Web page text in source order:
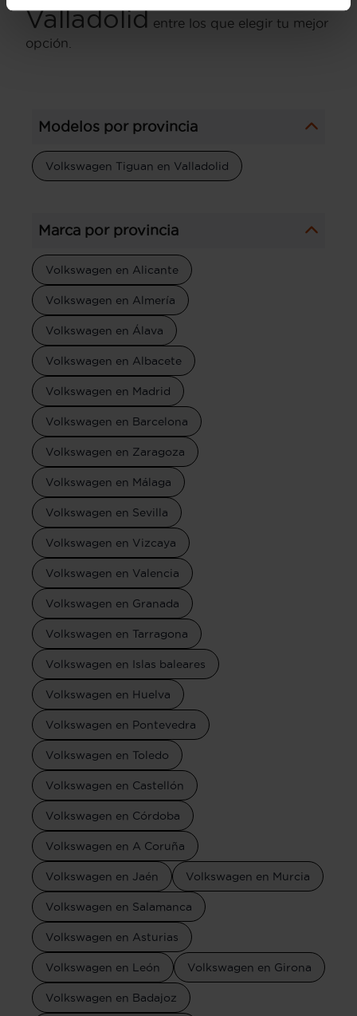
Valladolid entre los que elegir tu mejor
opción.
Modelos por provincia
Volkswagen Tiguan en Valladolid
Marca por provincia
Volkswagen en Alicante
Volkswagen en Almería
Volkswagen en Álava
Volkswagen en Albacete
Volkswagen en Madrid
Volkswagen en Barcelona
Volkswagen en Zaragoza
Volkswagen en Málaga
Volkswagen en Sevilla
Volkswagen en Vizcaya
Volkswagen en Valencia
Volkswagen en Granada
Volkswagen en Tarragona
Volkswagen en Islas baleares
Volkswagen en Huelva
Volkswagen en Pontevedra
Volkswagen en Toledo
Volkswagen en Castellón
Volkswagen en Córdoba
Volkswagen en A Coruña
Volkswagen en Jaén Volkswagen en Murcia
Volkswagen en Salamanca
Volkswagen en Asturias
Volkswagen en León Volkswagen en Girona
Volkswagen en Badajoz